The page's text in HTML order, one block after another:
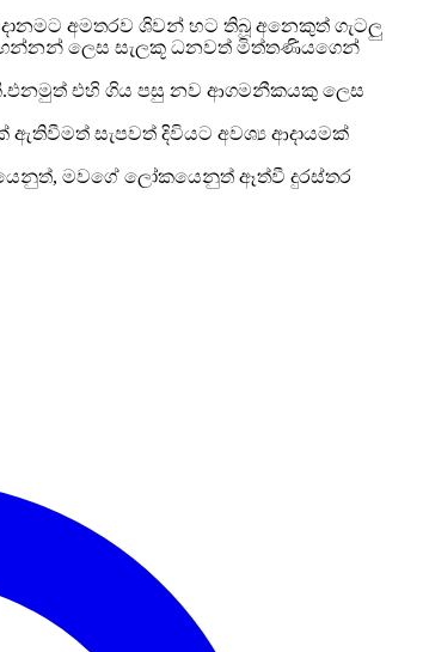
අමතරව ශිවන් හට තිබූ අනෙකුත් ගැටලු
ලෙස සැලකූ ධනවත් මිත්තණියගෙන්
එහි ගිය පසු නව ආගමනීකයකු ලෙස
ඇතිවීමත් සැපවත් දිවියට අවශ් ය ආදායමක්
මවගේ ලෝකයෙනුත් ඈත්වී දුරස්තර